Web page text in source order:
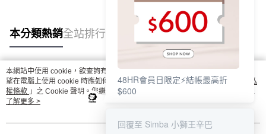
本分類熱銷全站排行
熱門標籤
本網站中使用 cookie，欲查詢有關本網站使用 cookie 方式之詳情，及若您不希
望在電腦上使用 cookie 時應如何變更電腦的 cookie 設定，請參閱本網站「
隱私
權條款 」之 Cookie 聲明。您繼續使用本網站即表示您同意本公司得按本網站使
用條款之 Cookie 聲明使用 cookie。
了解更多 >
48HR會員日限定⚡結帳最高折
$600
回覆至 Simba 小獅王辛巴